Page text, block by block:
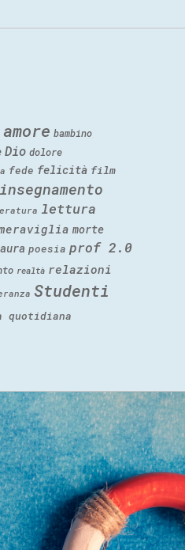
amore bambino
Dio dolore
fede felicità film
insegnamento
lettura
morte
poesia prof 2.0
realtà relazioni
Studenti
quotidiana